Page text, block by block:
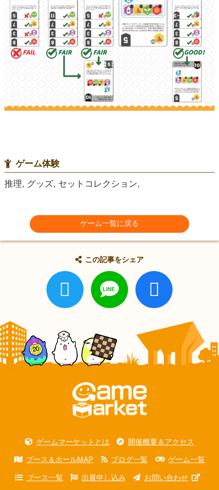
ゲーム体験
推理, グッズ, セットコレクション,
ゲーム一覧に戻る
この記事をシェア
ゲームマーケットとは 開催概要＆アクセス
ブース＆ホールMAP ブログ一覧 ゲーム一覧
ブース一覧 出展申し込み お問い合わせ